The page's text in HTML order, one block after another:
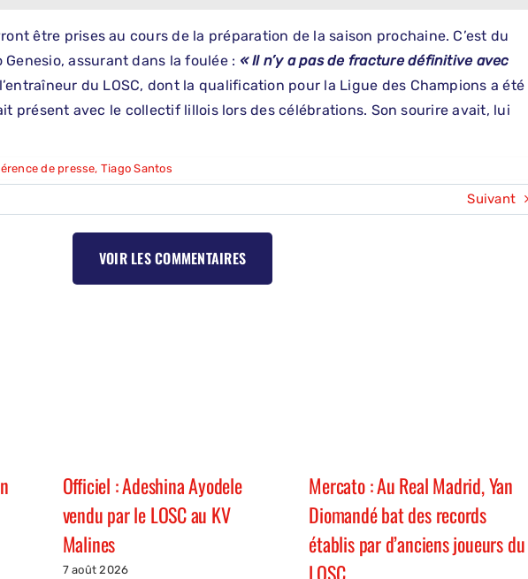
être prises au cours de la préparation de la saison prochaine. C’est du
assurant dans la foulée : « Il n’y a pas de fracture définitive avec
du LOSC, dont la qualification pour la Ligue des Champions a été
présent avec le collectif lillois lors des célébrations. Son sourire avait, lui
de presse, Tiago Santos
Suivant
VOIR LES COMMENTAIRES
Officiel : Adeshina Ayodele
vendu par le LOSC au KV
Malines
7 août 2026
Mercato : Au Real Madrid, Yan
Diomandé bat des records
établis par d’anciens joueurs du
LOSC